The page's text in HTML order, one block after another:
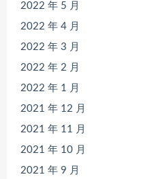
2022 年 5 月
2022 年 4 月
2022 年 3 月
2022 年 2 月
2022 年 1 月
2021 年 12 月
2021 年 11 月
2021 年 10 月
2021 年 9 月